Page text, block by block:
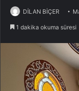
DİLAN BİÇER
1 dakika okuma süresi